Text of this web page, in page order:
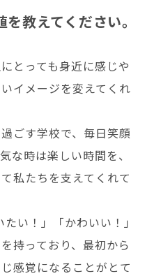
教えてください。
とっても身近に感じや
イメージを変えてくれ
ごす学校で、毎日笑顔
な時は楽しい時間を、
私たちを支えてくれて
い！」「かわいい！」
持っており、最初から
感覚になることがとて